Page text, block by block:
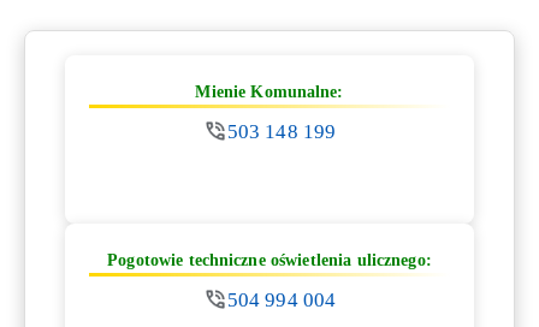
Mienie Komunalne:
503 148 199
Pogotowie techniczne oświetlenia ulicznego:
504 994 004